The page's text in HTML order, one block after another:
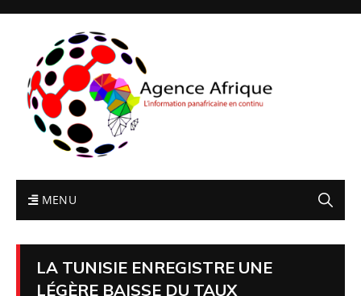
MENU
LA TUNISIE ENREGISTRE UNE
LÉGÈRE BAISSE DU TAUX